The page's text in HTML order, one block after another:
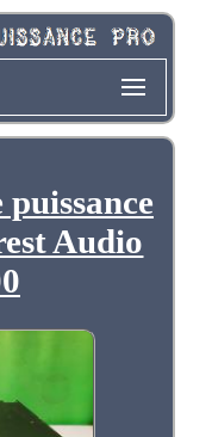
Audio